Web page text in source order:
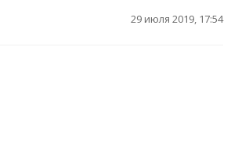
29 июля 2019, 17:54